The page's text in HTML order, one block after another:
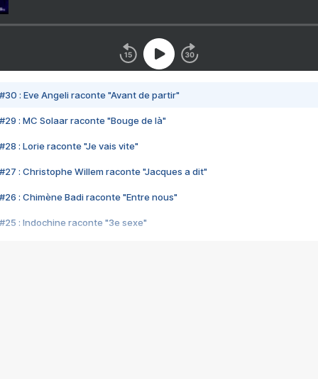
#30 : Eve Angeli raconte "Avant de partir"
#29 : MC Solaar raconte "Bouge de là"
#28 : Lorie raconte "Je vais vite"
#27 : Christophe Willem raconte "Jacques a dit"
#26 : Chimène Badi raconte "Entre nous"
#25 : Indochine raconte "3e sexe"